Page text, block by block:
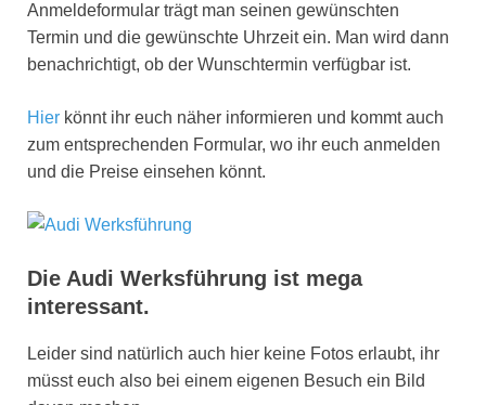
Anmeldeformular trägt man seinen gewünschten
Termin und die gewünschte Uhrzeit ein. Man wird dann
benachrichtigt, ob der Wunschtermin verfügbar ist.
Hier könnt ihr euch näher informieren und kommt auch
zum entsprechenden Formular, wo ihr euch anmelden
und die Preise einsehen könnt.
Die Audi Werksführung ist mega
interessant.
Leider sind natürlich auch hier keine Fotos erlaubt, ihr
müsst euch also bei einem eigenen Besuch ein Bild